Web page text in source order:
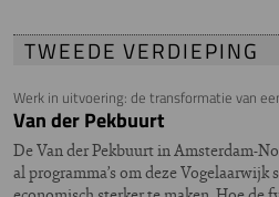
TWEEDE VERDIEPING
Werk in uitvoering: de transformatie van
Van der Pekbuurt
De Van der Pekbuurt in Amsterdam-
al programma’s om deze Vogelaarwijk